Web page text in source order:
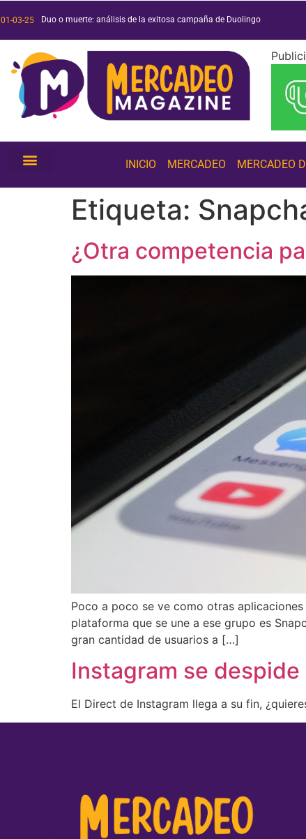
01-03-25 Duo o muerte: análisis de la exitosa campaña de Duolingo
Películas y series 2025: ¡conoce las más esperadas!
Tendencias de inteligencia artificial 2025: ¡conócelas!
INICIO MERCADEO MERCADEO
Etiqueta:
¿Otra competencia
Poco a poco se ve como otras
plataforma que se une a ese grupo es
gran cantidad de usuarios a […]
Instagram se
El Direct de Instagram llega a su fin,